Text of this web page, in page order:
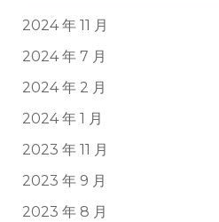
2024 年 11 月
2024 年 7 月
2024 年 2 月
2024 年 1 月
2023 年 11 月
2023 年 9 月
2023 年 8 月